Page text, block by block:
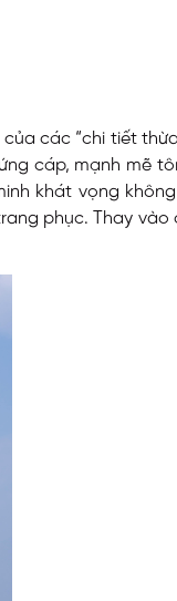
các “chi tiết
cáp, mạnh mẽ
khát vọng
phục. Thay vào